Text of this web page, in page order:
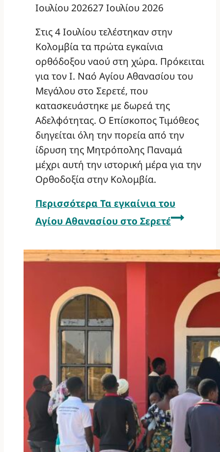
Ιουλίου 202627 Ιουλίου 2026
Στις 4 Ιουλίου τελέστηκαν στην
Κολομβία τα πρώτα εγκαίνια
ορθόδοξου ναού στη χώρα. Πρόκειται
για τον Ι. Ναό Αγίου Αθανασίου του
Μεγάλου στο Σερετέ, που
κατασκευάστηκε με δωρεά της
Αδελφότητας. Ο Επίσκοπος Τιμόθεος
διηγείται όλη την πορεία από την
ίδρυση της Μητρόπολης Παναμά
μέχρι αυτή την ιστορική μέρα για την
Ορθοδοξία στην Κολομβία.
Περισσότερα Τα εγκαίνια του
Αγίου Αθανασίου στο Σερετέ